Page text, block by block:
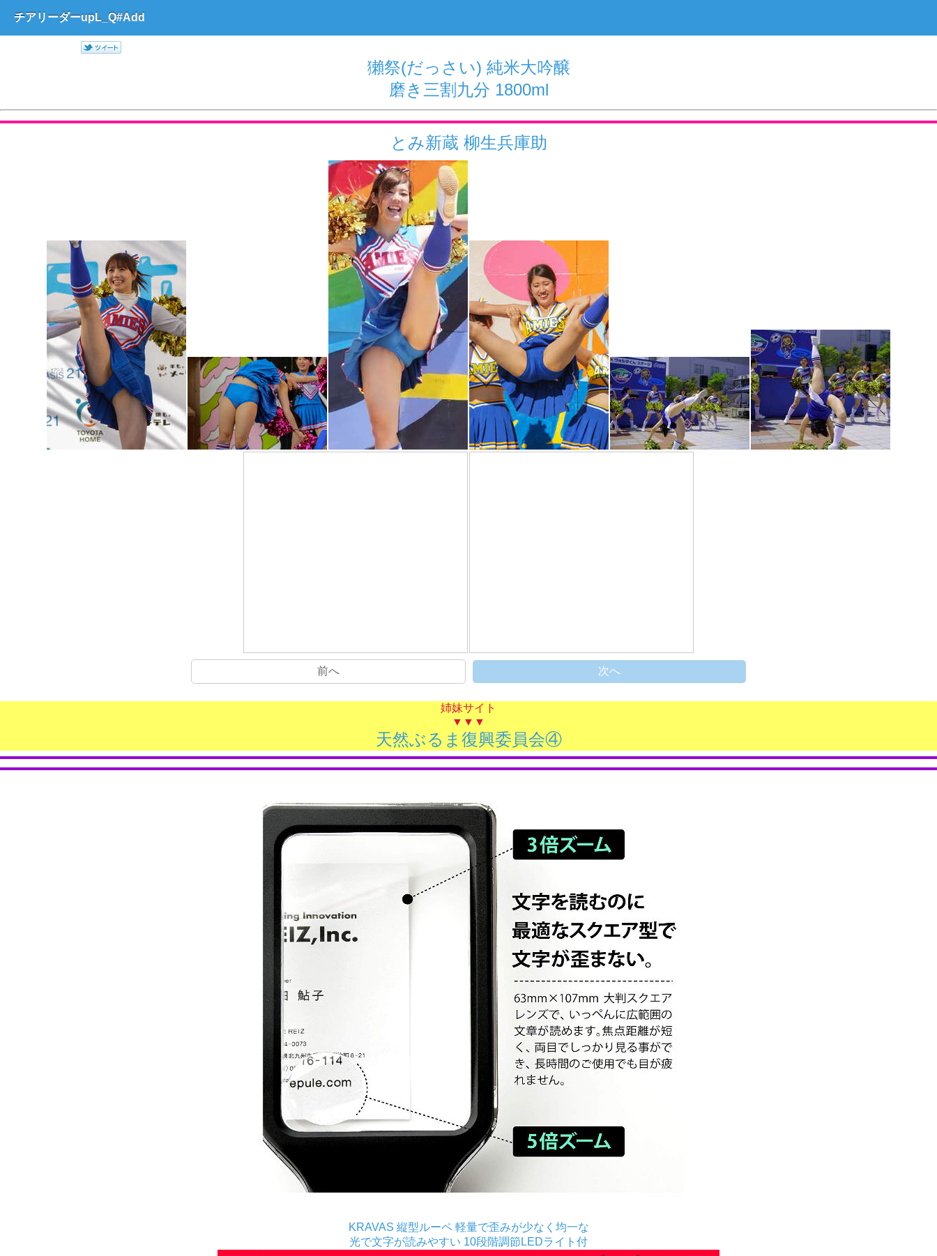
チアリーダーupL_Q#Add
獺祭(だっさい) 純米大吟醸
磨き三割九分 1800ml
とみ新蔵 柳生兵庫助
前へ 次へ
姉妹サイト
▼▼▼
天然ぶるま復興委員会④
KRAVAS 縦型ルーペ 軽量で歪みが少なく均一な
光で文字が読みやすい 10段階調節LEDライト付